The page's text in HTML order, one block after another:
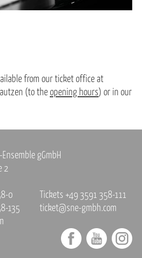
from our ticket office at
(to the opening hours) or in our
gGmbH
2
0
135
Tickets +49 3591 358-111
ticket@sne-gmbh.com